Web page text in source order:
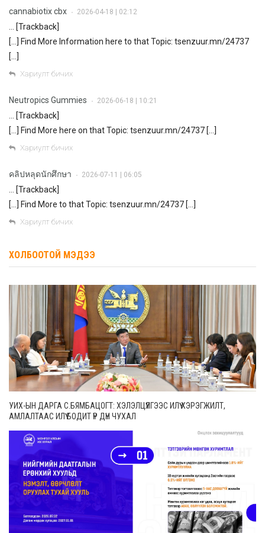
cannabiotix cbx • 2026-04-18 | 02:12
… [Trackback]
[…] Find More Information here to that Topic: tsenzuur.mn/24737
[…]
Хариулт бичих
Neutropics Gummies • 2026-06-18 | 10:21
… [Trackback]
[…] Find More here on that Topic: tsenzuur.mn/24737 […]
Хариулт бичих
คลิปหลุดนักศึกษา • 2026-07-11 | 06:05
… [Trackback]
[…] Find More to that Topic: tsenzuur.mn/24737 […]
Хариулт бичих
ХОЛБООТОЙ МЭДЭЭ
УИХ-ЫН ДАРГА С.БЯМБАЦОГТ: ХЭЛЭЛЦҮҮЛГЭЭС ИЛҮҮ ХЭРЭГЖИЛТ,
АМЛАЛТААС ИЛҮҮ БОДИТ ҮР ДҮН ЧУХАЛ